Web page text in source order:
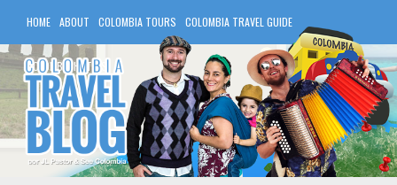
HOME ABOUT COLOMBIA TOURS COLOMBIA TRAVEL GUIDE
COLOMBIA HOTELS